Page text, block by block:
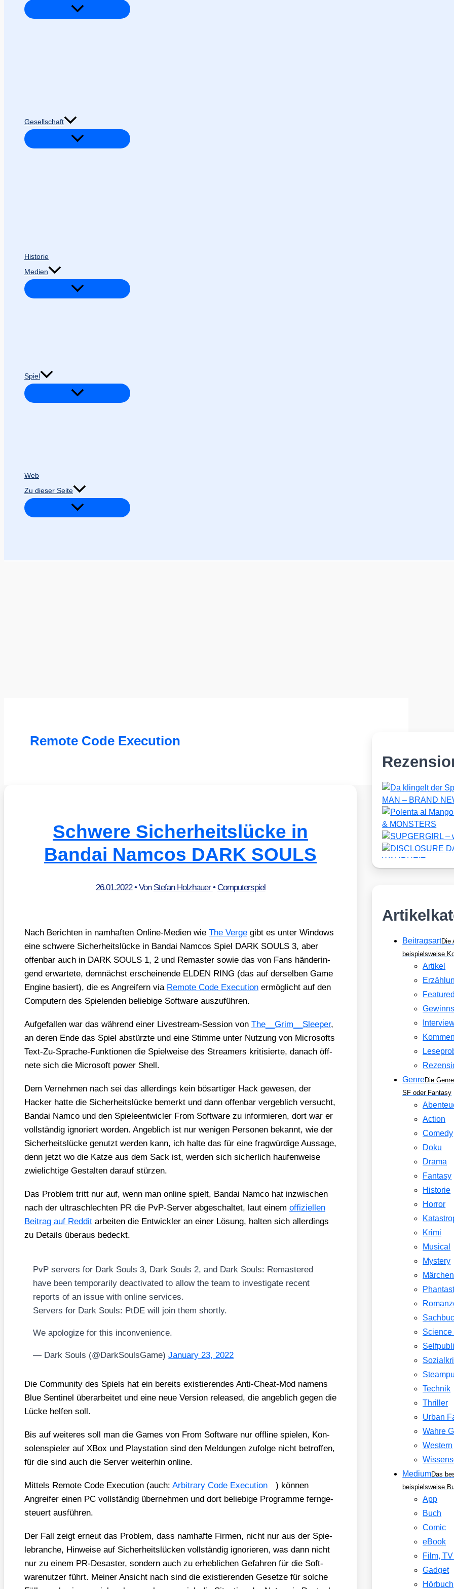
Gesellschaft
Historie
Medien
Spiel
Web
Zu dieser Seite
Remote Code Execution
Schwere Sicherheitslücke in
Bandai Namcos DARK SOULS
26.01.2022• Von Stefan Holzhauer•Computerspiel
Nach Berich­ten in nam­haf­ten Online-Medi­en wie The Ver­ge gibt es unter Win­dows
eine schwe­re Sicher­heits­lü­cke in Ban­dai Nam­cos Spiel DARK SOULS 3, aber
offen­bar auch in DARK SOULS 1, 2 und Remas­ter sowie das von Fans hän­de­rin­
gend erwar­te­te, dem­nächst erschei­nen­de ELDEN RING (das auf der­sel­ben Game
Engi­ne basiert), die es Angrei­fern via Remo­te Code Exe­cu­ti­on ermög­licht auf den
Com­pu­tern des Spie­len­den belie­bi­ge Soft­ware aus­zu­füh­ren.
Auf­ge­fal­len war das wäh­rend einer Live­stream-Ses­si­on von The_​_​Grim_​_​Sleeper,
an deren Ende das Spiel abstürz­te und eine Stim­me unter Nut­zung von Micro­softs
Text-Zu-Spra­che-Funk­tio­nen die Spiel­wei­se des Strea­mers kri­ti­sier­te, danach öff­
ne­te sich die Micro­soft power Shell.
Dem Ver­neh­men nach sei das aller­dings kein bös­ar­ti­ger Hack gewe­sen, der
Hacker hat­te die Sicher­heits­lü­cke bemerkt und dann offen­bar ver­geb­lich ver­sucht,
Ban­dai Nam­co und den Spie­le­ent­wic­ler From Soft­ware zu infor­mie­ren, dort war er
voll­stän­dig igno­riert wor­den. Angeb­lich ist nur weni­gen Per­so­nen bekannt, wie der
Sicher­heits­lü­cke genutzt wer­den kann, ich hal­te das für eine frag­wür­di­ge Aus­sa­ge,
denn jetzt wo die Kat­ze aus dem Sack ist, wer­den sich sicher­lich hau­fen­wei­se
zwie­lich­ti­ge Gestal­ten dar­auf stür­zen.
Das Pro­blem tritt nur auf, wenn man online spielt, Ban­dai Nam­co hat inzwi­schen
nach der ultraschlech­ten PR die PvP-Ser­ver abge­schal­tet, laut einem offi­zi­el­len
Bei­trag auf Red­dit arbei­ten die Ent­wick­ler an einer Lösung, hal­ten sich aller­dings
zu Details über­aus bedeckt.
PvP ser­vers for Dark Souls 3, Dark Souls 2, and Dark Souls: Remas­te­red
have been tem­po­r­a­ri­ly deac­ti­va­ted to allow the team to inves­ti­ga­te recent
reports of an issue with online ser­vices.
Ser­vers for Dark Souls: PtDE will join them short­ly.
We apo­lo­gi­ze for this incon­ve­ni­ence.
— Dark Souls (@DarkSoulsGame)Janu­ary 23, 2022
Die Com­mu­ni­ty des Spiels hat ein bereits exis­tie­ren­des Anti-Cheat-Mod namens
Blue Sen­ti­nel über­ar­bei­tet und eine neue Ver­si­on released, die angeb­lich gegen die
Lücke hel­fen soll.
Bis auf wei­te­res soll man die Games von From Soft­ware nur off­line spie­len, Kon­
so­len­spie­ler auf XBox und Play­sta­ti­on sind den Mel­dun­gen zufol­ge nicht betrof­fen,
für die sind auch die Ser­ver wei­ter­hin online.
Mit­tels Remo­te Code Exe­cu­ti­on (auch: Arbi­tra­ry Code Exe­cu­ti­on
) kön­nen
Angrei­fer einen PC voll­stän­dig über­neh­men und dort belie­bi­ge Pro­gram­me fern­ge­
steu­ert aus­füh­ren.
Der Fall zeigt erneut das Pro­blem, dass nam­haf­te Fir­men, nicht nur aus der Spie­
le­bran­che, Hin­wei­se auf Sicher­heits­lü­cken voll­stän­dig igno­rie­ren, was dann nicht
nur zu einem PR-Desas­ter, son­dern auch zu erheb­li­chen Gefah­ren für die Soft­
ware­nut­zer führt. Mei­ner Ansicht nach sind die exis­tie­ren­den Geset­ze für sol­che
BeitragsartDie
beispielsweise
Artikel
GenreDie
SF oder Fantasy
Action
Comedy
Doku
Drama
Fantasy
Historie
Horror
Krimi
Musical
Mystery
Märchen
Science
Technik
Thriller
Urban
Wahre
Western
MediumDas
beispielsweise
App
Buch
Comic
eBook
Film,
Gadget
Hörbuch